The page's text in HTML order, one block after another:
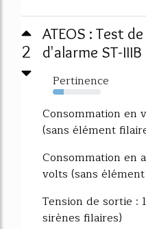
2
ATEOS : Test
d'alarme ST-IIIB
Pertinence
23%
Consommation en
(sans élément
Consommation en
volts (sans
Tension de sortie :
sirènes filaires)